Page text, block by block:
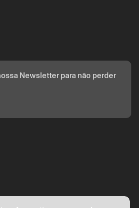
Newsletter para não perder